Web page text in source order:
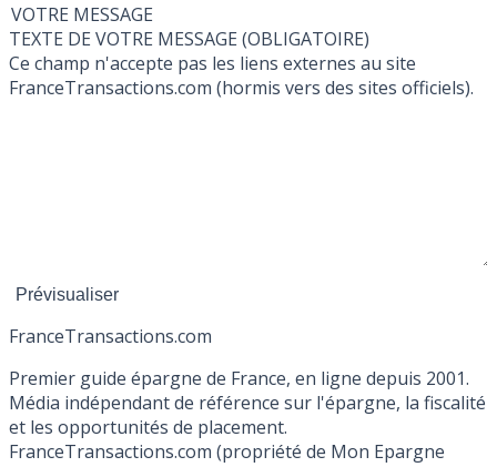
VOTRE MESSAGE
TEXTE DE VOTRE MESSAGE (OBLIGATOIRE)
Ce champ n'accepte pas les liens externes au site
FranceTransactions.com (hormis vers des sites officiels).
FranceTransactions.com
Premier guide épargne de France, en ligne depuis 2001.
Média indépendant de référence sur l'épargne, la fiscalité
et les opportunités de placement.
FranceTransactions.com (propriété de Mon Epargne